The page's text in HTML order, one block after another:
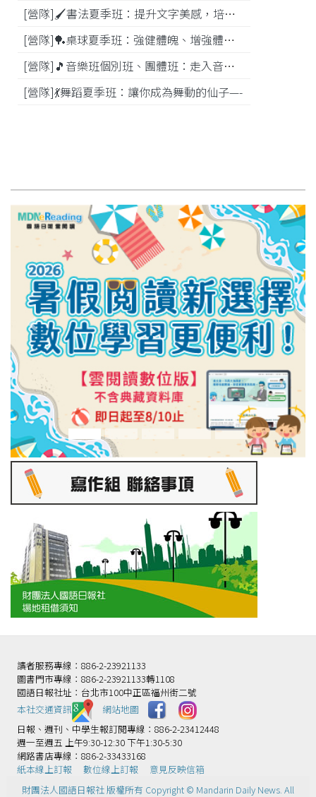
[營隊]🖌️書法夏季班：提升文字美感，培養專注力—
[營隊]️🏓桌球夏季班：強健體魄、增強體能---
[營隊]🎵️音樂班個別班、團體班：走入音樂世界-
[營隊]💃舞蹈夏季班：讓你成為舞動的仙子—-
讀者服務專線：886-2-23921133
圖書門市專線：886-2-23921133轉1108
國語日報社址：台北市100中正區福州街二號
本社交通資訊️
網站地圖
日報、週刊、中學生報訂閱專線：886-2-23412448
週一至週五 上午9:30-12:30 下午1:30-5:30
網路書店專線：886-2-33433168
紙本線上訂報
數位線上訂報
意見反映信箱
財團法人國語日報社 版權所有 Copyright © Mandarin Daily News. All